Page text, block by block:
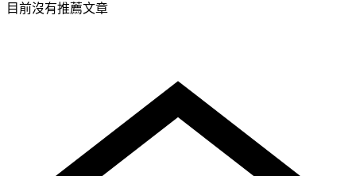
目前沒有推薦文章